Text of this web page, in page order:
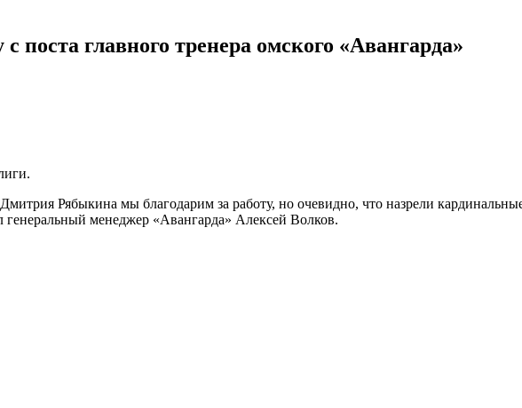
главного тренера омского «Авангарда»
Рябыкина мы благодарим за работу, но очевидно, что назрели
менеджер «Авангарда» Алексей Волков.